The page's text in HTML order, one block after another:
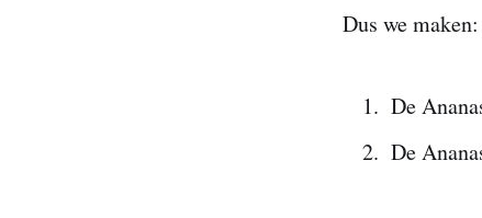
Dus we maken:
De
De